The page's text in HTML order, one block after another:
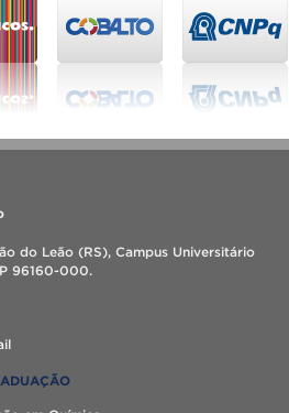
do Leão (RS), Campus Universitário
96160-000.